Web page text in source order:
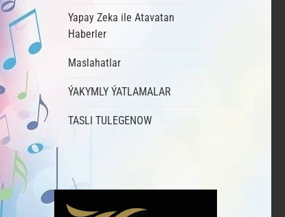
Yapay Zeka ile Atavatan
Haberler
Maslahatlar
ÝAKYMLY ÝATLAMALAR
TASLI TULEGENOW